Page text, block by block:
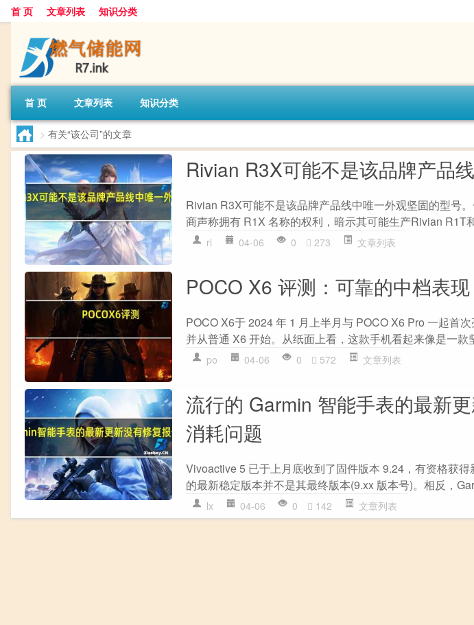
首 页 文章列表 知识分类
首 页 文章列表 知识分类
> 有关“该公司”的文章
Rivian R3X可能不是该品牌产品
Rivian R3X可能不是该品牌产品线中唯一外观坚固的型号
商声称拥有 R1X 名称的权利，暗示其可能生产Rivian R1T
ri 04-06 0 273 文章列表
POCO X6 评测：可靠的中档表现
POCO X6于 2024 年 1 月上半月与 POCO X6 Pro 一起首
并从普通 X6 开始。从纸面上看，这款手机看起来像是一款
po 04-06 0 572 文章列表
流行的 Garmin 智能手表的最新
消耗问题
Vivoactive 5 已于上月底收到了固件版本 9.24，有资格获
的最新稳定版本并不是其最终版本(9.xx 版本号)。相反，
lx 04-06 0 142 文章列表